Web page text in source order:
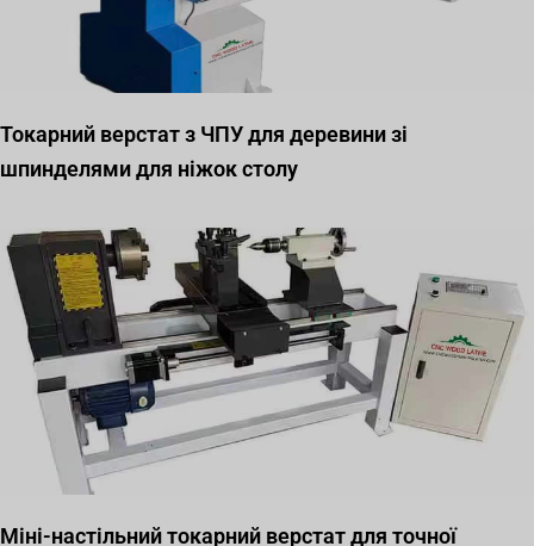
Токарний верстат з ЧПУ для деревини зі
шпинделями для ніжок столу
Міні-настільний токарний верстат для точної